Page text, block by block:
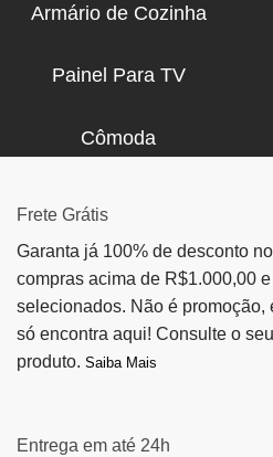
Armário de Cozinha
Painel Para TV
Cômoda
Frete Grátis
Garanta já 100% de desconto
compras acima de R$1.000,00
selecionados. Não é promoção,
só encontra aqui! Consulte o
produto. Saiba Mais
Entrega em até 24h